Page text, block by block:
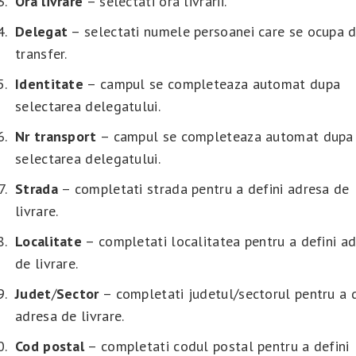
Delegat – selectati numele persoanei care se ocupa
transfer.
Identitate – campul se completeaza automat dupa
selectarea delegatului.
Nr transport – campul se completeaza automat dupa
selectarea delegatului.
Strada– completati strada pentru a defini adresa de
livrare.
Localitate – completati localitatea pentru a defini
de livrare.
Judet/Sector– completati judetul/sectorul pentru a
adresa de livrare.
Cod postal– completati codul postal pentru a defini